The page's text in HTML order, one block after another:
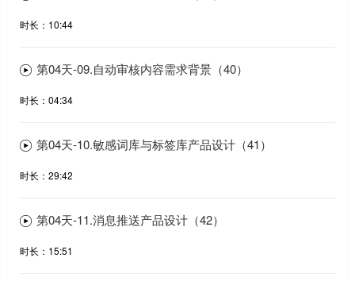
时长：10:44
第04天-09.自动审核内容需求背景（40）
时长：04:34
第04天-10.敏感词库与标签库产品设计（41）
时长：29:42
第04天-11.消息推送产品设计（42）
时长：15:51